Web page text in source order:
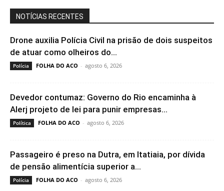
NOTÍCIAS RECENTES
Drone auxilia Polícia Civil na prisão de dois suspeitos
de atuar como olheiros do...
Polícia FOLHA DO ACO - agosto 6, 2026
Devedor contumaz: Governo do Rio encaminha à
Alerj projeto de lei para punir empresas...
Política FOLHA DO ACO - agosto 6, 2026
Passageiro é preso na Dutra, em Itatiaia, por dívida
de pensão alimentícia superior a...
Polícia FOLHA DO ACO - agosto 6, 2026